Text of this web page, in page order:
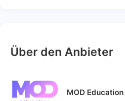
Über den Anbieter
MOD Education